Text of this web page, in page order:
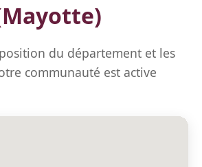
du département et les
communauté est active